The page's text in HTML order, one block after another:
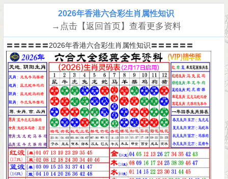
2026年香港六合彩生肖属性知识
→点击【返回首页】查看更多资料
〓〓〓〓〓〓2026年香港六合彩生肖属性知识〓〓〓〓〓〓